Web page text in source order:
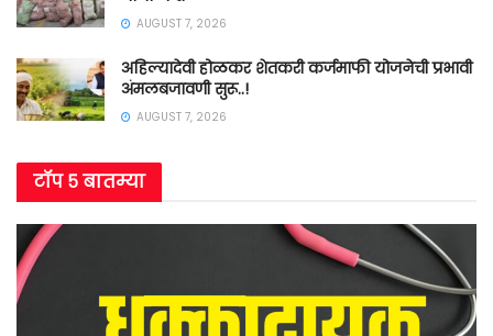
AUGUST 7, 2026
अहिल्यादेवी होळकर शेतकरी कर्जमाफी योजनेची प्रभावी
अंमलबजावणी सुरू..!
AUGUST 7, 2026
टॉप ५ बातम्या